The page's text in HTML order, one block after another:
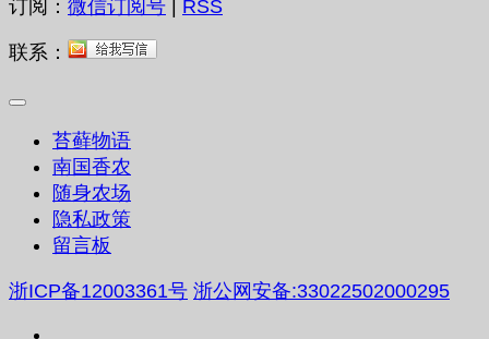
订阅： 微信订阅号 | RSS
联系：
苔藓物语
南国香农
随身农场
隐私政策
留言板
浙ICP备12003361号 浙公网安备:33022502000295